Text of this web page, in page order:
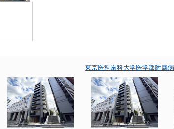
東京医科歯科大学医学部附属